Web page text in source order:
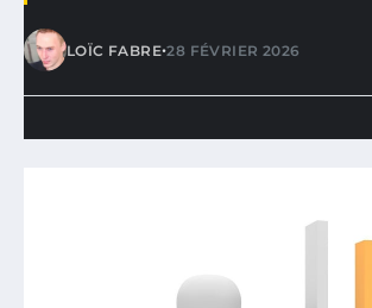
LOÏC FABRE•28 FÉVRIER 2026